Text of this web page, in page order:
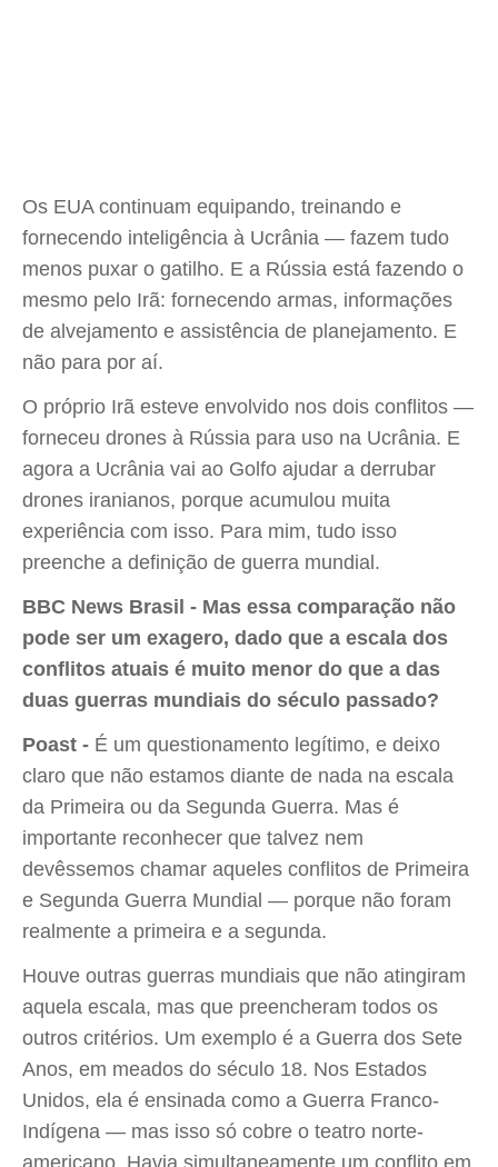
Os EUA continuam equipando, treinando e
fornecendo inteligência à Ucrânia — fazem tudo
menos puxar o gatilho. E a Rússia está fazendo o
mesmo pelo Irã: fornecendo armas, informações
de alvejamento e assistência de planejamento. E
não para por aí.
O próprio Irã esteve envolvido nos dois conflitos —
forneceu drones à Rússia para uso na Ucrânia. E
agora a Ucrânia vai ao Golfo ajudar a derrubar
drones iranianos, porque acumulou muita
experiência com isso. Para mim, tudo isso
preenche a definição de guerra mundial.
BBC News Brasil - Mas essa comparação não
pode ser um exagero, dado que a escala dos
conflitos atuais é muito menor do que a das
duas guerras mundiais do século passado?
Poast - É um questionamento legítimo, e deixo
claro que não estamos diante de nada na escala
da Primeira ou da Segunda Guerra. Mas é
importante reconhecer que talvez nem
devêssemos chamar aqueles conflitos de Primeira
e Segunda Guerra Mundial — porque não foram
realmente a primeira e a segunda.
Houve outras guerras mundiais que não atingiram
aquela escala, mas que preencheram todos os
outros critérios. Um exemplo é a Guerra dos Sete
Anos, em meados do século 18. Nos Estados
Unidos, ela é ensinada como a Guerra Franco-
Indígena — mas isso só cobre o teatro norte-
americano. Havia simultaneamente um conflito em